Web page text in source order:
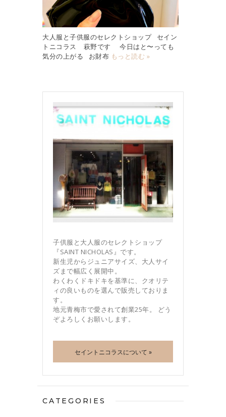
大人服と子供服のセレクトショップ セイン
トニコラス 萩野です 今日はと〜っても
気分の上がる お財布 もっと読む »
子供服と大人服のセレクトショップ
『SAINT NICHOLAS』です。
新生児からジュニアサイズ、大人サイ
ズまで幅広く展開中。
わくわくドキドキを基準に、クオリテ
ィの良いものを選んで販売しておりま
す。
地元青梅市で愛されて創業25年。 どう
ぞよろしくお願いします。
セイントニコラスについて »
CATEGORIES